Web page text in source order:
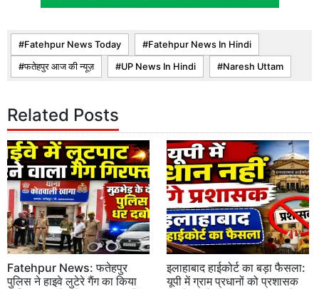
Fatehpur News Today Fatehpur News In Hindi
फतेहपुर आज की न्यूज़ UP News In Hindi Naresh Uttam
Related Posts
Fatehpur News: फतेहपुर
पुलिस ने हाइवे लुटेरे गैंग का किया
इलाहाबाद हाईकोर्ट का बड़ा फैसला:
यूपी में ग्राम प्रधानों को प्रशासक